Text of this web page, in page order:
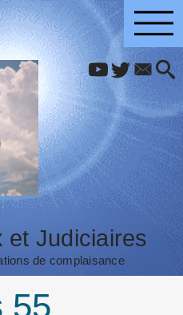
et Judiciaires
de complaisance
55